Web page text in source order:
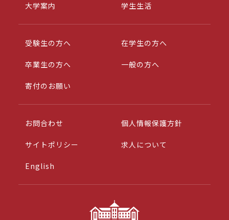
大学案内 学生生活
受験生の方へ 在学生の方へ
卒業生の方へ 一般の方へ
寄付のお願い
お問合わせ 個人情報保護方針
サイトポリシー 求人について
English